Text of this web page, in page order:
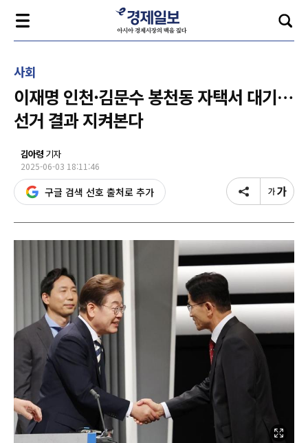
사회
이재명 인천·김문수 봉천동 자택서 대기…
선거 결과 지켜본다
김아령 기자
2025-06-03 18:11:46
구글 검색 선호 출처로 추가